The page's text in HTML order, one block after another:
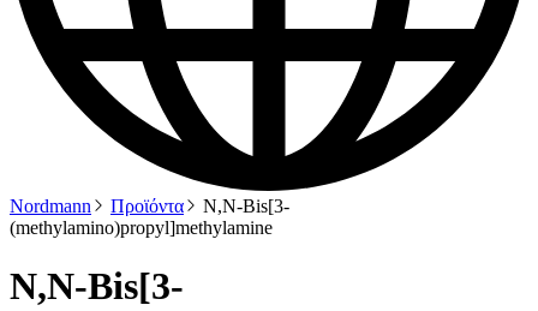
Nordmann Προϊόντα
N,N-Bis[3-
(methylamino)propyl]methylamine
N,N-Bis[3-